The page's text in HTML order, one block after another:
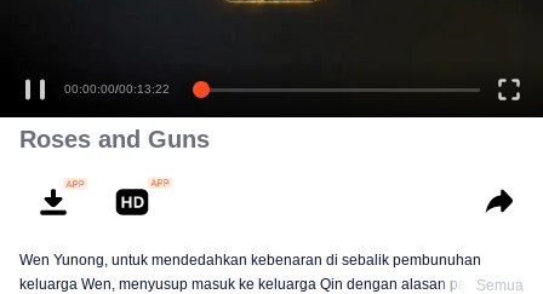
00:00:00/00:13:22
Roses and Guns
Wen Yunong, untuk mendedahkan kebenaran di sebalik pembunuhan
keluarga Wen, menyusup masuk ke keluarga Qin dengan alasan palsu.Semua